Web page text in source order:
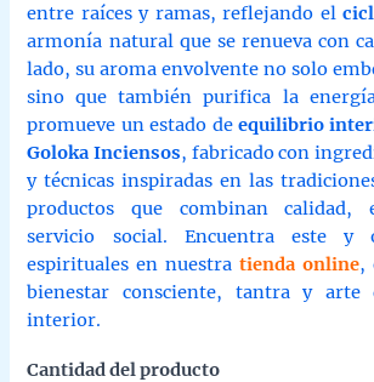
entre raíces y ramas, reflejando el
armonía natural que se renueva con
lado, su aroma envolvente no solo
sino que también purifica la
promueve un estado de equilibrio
Goloka Inciensos, fabricado con
y técnicas inspiradas en las
productos que combinan calidad,
servicio social. Encuentra este y
espirituales en nuestra tienda online,
bienestar consciente, tantra y arte
interior.
Cantidad del producto